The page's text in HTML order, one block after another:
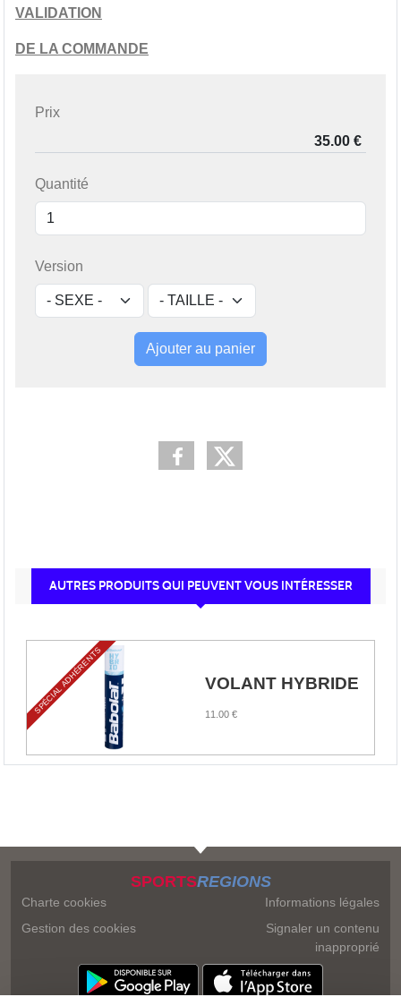
VALIDATION
DE LA COMMANDE
Prix
Quantité
Version
Ajouter au panier
AUTRES PRODUITS QUI PEUVENT VOUS INTÉRESSER
VOLANT HYBRIDE
11.00 €
SPÉCIAL ADHÉRENTS
SPORTSREGIONS
Charte cookies
Gestion des cookies
Informations légales
Signaler un contenu
inapproprié